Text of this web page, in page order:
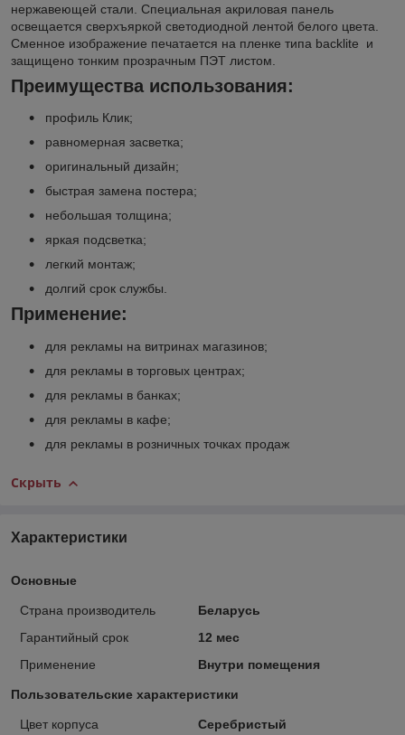
нержавеющей стали. Специальная акриловая панель
освещается сверхъяркой светодиодной лентой белого цвета.
Сменное изображение печатается на пленке типа backlite и
защищено тонким прозрачным ПЭТ листом.
Преимущества использования:
профиль Клик;
равномерная засветка;
оригинальный дизайн;
быстрая замена постера;
небольшая толщина;
яркая подсветка;
легкий монтаж;
долгий срок службы.
Применение:
для рекламы на витринах магазинов;
для рекламы в торговых центрах;
для рекламы в банках;
для рекламы в кафе;
для рекламы в розничных точках продаж
Скрыть
Характеристики
Основные
Страна производитель
Беларусь
Гарантийный срок
12 мес
Применение
Внутри помещения
Пользовательские характеристики
Цвет корпуса Серебристый